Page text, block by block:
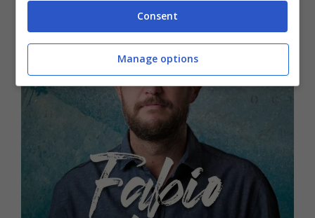
montepremi di 100 mila euro
Consent
Manage options